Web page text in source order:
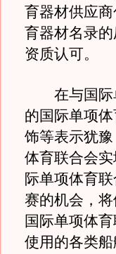
育器材供应
育器材名录
资质认可。
在与国际单
的国际单项
饰等表示犹
体育联合会
际单项体育
赛的机会，
国际单项体
使用的各类